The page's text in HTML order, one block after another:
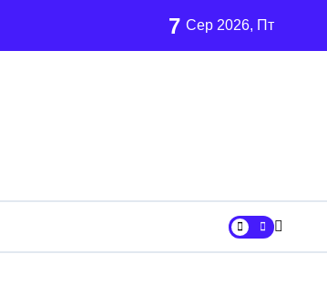
7 Сер 2026, Пт